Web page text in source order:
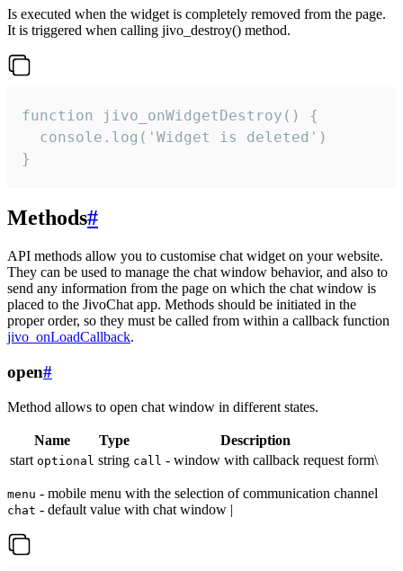
Is executed when the widget is completely removed from the page.
It is triggered when calling jivo_destroy() method.
function jivo_onWidgetDestroy() {
  console.log('Widget is deleted')
}
Methods#
API methods allow you to customise chat widget on your website.
They can be used to manage the chat window behavior, and also to
send any information from the page on which the chat window is
placed to the JivoChat app. Methods should be initiated in the
proper order, so they must be called from within a callback function
jivo_onLoadCallback.
open#
Method allows to open chat window in different states.
Name Type
Description
start optional string call - window with callback request form\
menu - mobile menu with the selection of communication channel
chat - default value with chat window |